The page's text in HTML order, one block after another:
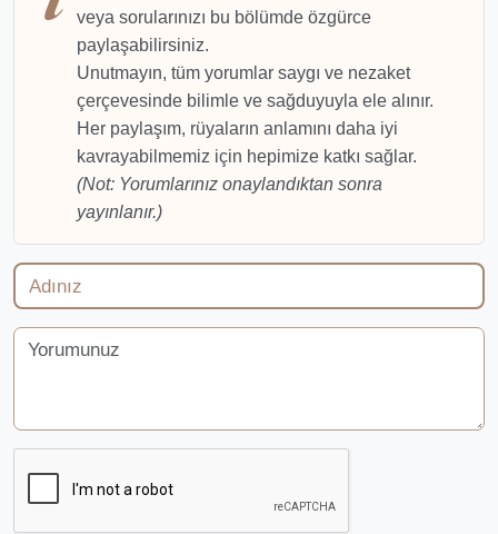
veya sorularınızı bu bölümde özgürce
paylaşabilirsiniz.
Unutmayın, tüm yorumlar saygı ve nezaket
çerçevesinde bilimle ve sağduyuyla ele alınır.
Her paylaşım, rüyaların anlamını daha iyi
kavrayabilmemiz için hepimize katkı sağlar.
(Not: Yorumlarınız onaylandıktan sonra
yayınlanır.)